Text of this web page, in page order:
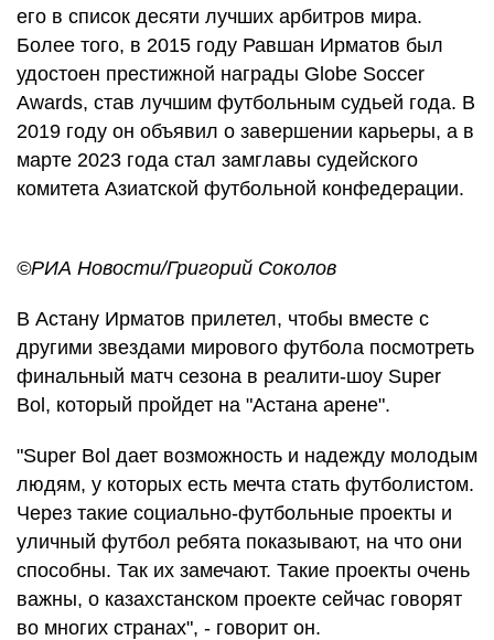
его в список десяти лучших арбитров мира.
Более того, в 2015 году Равшан Ирматов был
удостоен престижной награды Globe Soccer
Awards, став лучшим футбольным судьей года. В
2019 году он объявил о завершении карьеры, а в
марте 2023 года стал замглавы судейского
комитета Азиатской футбольной конфедерации.
©РИА Новости/Григорий Соколов
В Астану Ирматов прилетел, чтобы вместе с
другими звездами мирового футбола посмотреть
финальный матч сезона в реалити-шоу Super
Bol, который пройдет на "Астана арене".
"Super Bol дает возможность и надежду молодым
людям, у которых есть мечта стать футболистом.
Через такие социально-футбольные проекты и
уличный футбол ребята показывают, на что они
способны. Так их замечают. Такие проекты очень
важны, о казахстанском проекте сейчас говорят
во многих странах", - говорит он.